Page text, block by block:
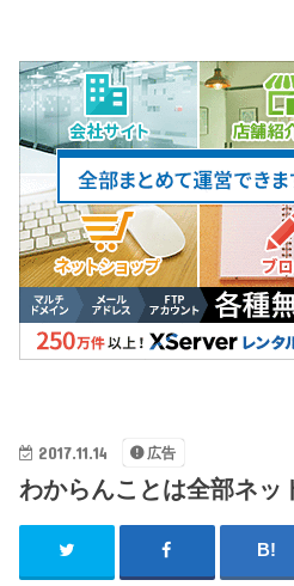
2017.11.14 広告
わからんことは全部ネッ